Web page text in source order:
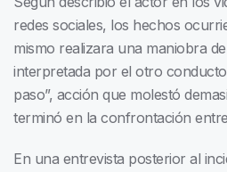
redes sociales, los hechos
mismo realizara una maniobra
interpretada por el otro
paso”, acción que molestó
terminó en la confrontación
En una entrevista posterior al